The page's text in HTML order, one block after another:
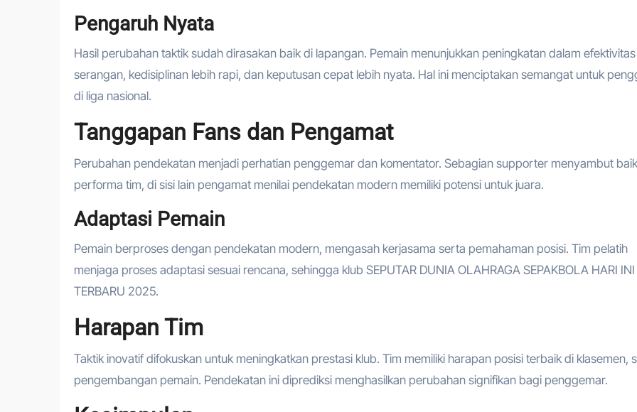
Pengaruh Nyata
Hasil perubahan taktik sudah dirasakan baik di lapangan. Pemain menunjukkan peningkatan dalam efektivitas
serangan, kedisiplinan lebih rapi, dan keputusan cepat lebih nyata. Hal ini menciptakan semangat untuk
di liga nasional.
Tanggapan Fans dan Pengamat
Perubahan pendekatan menjadi perhatian penggemar dan komentator. Sebagian supporter menyambut baik
performa tim, di sisi lain pengamat menilai pendekatan modern memiliki potensi untuk juara.
Adaptasi Pemain
Pemain berproses dengan pendekatan modern, mengasah kerjasama serta pemahaman posisi. Tim pelatih
menjaga proses adaptasi sesuai rencana, sehingga klub SEPUTAR DUNIA OLAHRAGA SEPAKBOLA HARI INI
TERBARU 2025.
Harapan Tim
Taktik inovatif difokuskan untuk meningkatkan prestasi klub. Tim memiliki harapan posisi terbaik di klasemen,
pengembangan pemain. Pendekatan ini diprediksi menghasilkan perubahan signifikan bagi penggemar.